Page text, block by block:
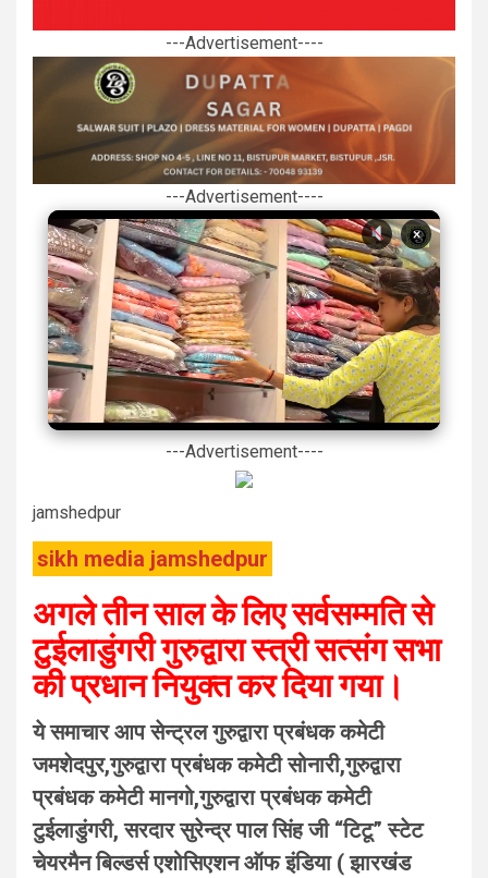
---Advertisement----
---Advertisement----
×
---Advertisement----
jamshedpur
sikh media jamshedpur
अगले तीन साल के लिए सर्वसम्मति से
टुईलाडुंगरी गुरुद्वारा स्त्री सत्संग सभा
की प्रधान नियुक्त कर दिया गया।
ये समाचार आप सेन्ट्रल गुरुद्वारा प्रबंधक कमेटी
जमशेदपुर,गुरुद्वारा प्रबंधक कमेटी सोनारी,गुरुद्वारा
प्रबंधक कमेटी मानगो,गुरुद्वारा प्रबंधक कमेटी
टुईलाडुंगरी, सरदार सुरेन्द्र पाल सिंह जी “टिटू” स्टेट
चेयरमैन बिल्डर्स एशोसिएशन ऑफ इंडिया ( झारखंड